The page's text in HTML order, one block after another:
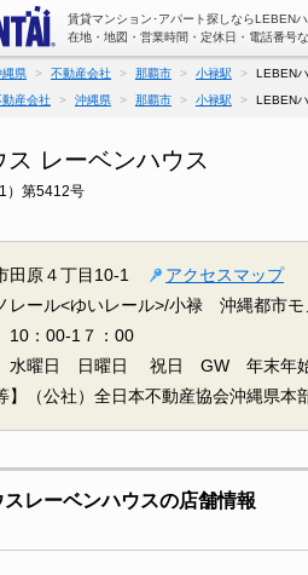
賃貸マンション･アパート探しならLEBEN
在地・地図・営業時間・定休日・電話番号な
縄県 不動産会社 那覇市 小禄駅
LEBEN
動産会社 沖縄県 那覇市 小禄駅 LEBEN
ス レーベンハウス
）第5412号
田原４丁目10-1
アクセスマップ
レール<ゆいレール>/小禄
沖縄都市
10：00-1７：00
】水曜日 日曜日 祝日 GW 年末年始
】（公社）全日本不動産協会沖縄県
レーベンハウスの店舗情報